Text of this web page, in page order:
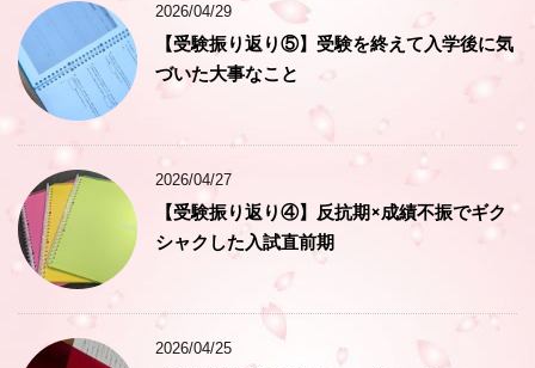
2026/04/29
【受験振り返り⑤】受験を終えて入学後に気
づいた大事なこと
2026/04/27
【受験振り返り④】反抗期×成績不振でギク
シャクした入試直前期
2026/04/25